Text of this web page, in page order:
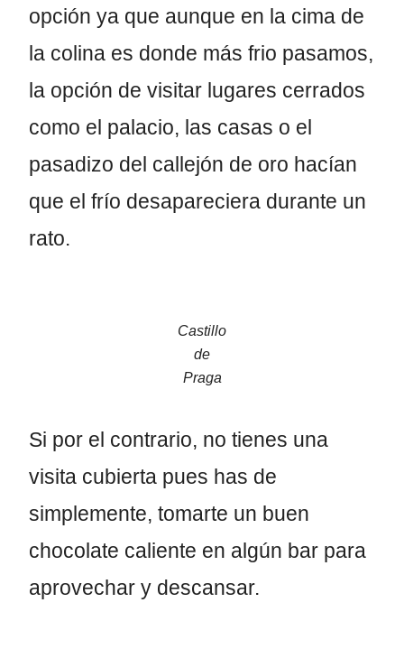
opción ya que aunque en la cima de
la colina es donde más frio pasamos,
la opción de visitar lugares cerrados
como el palacio, las casas o el
pasadizo del callejón de oro hacían
que el frío desapareciera durante un
rato.
Castillo
de
Praga
Si por el contrario, no tienes una
visita cubierta pues has de
simplemente, tomarte un buen
chocolate caliente en algún bar para
aprovechar y descansar.